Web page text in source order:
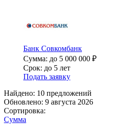
Банк Совкомбанк
Сумма: до 5 000 000 ₽
Срок: до 5 лет
Подать заявку
Найдено: 10 предложений
Обновлено: 9 августа 2026
Сортировка:
Сумма